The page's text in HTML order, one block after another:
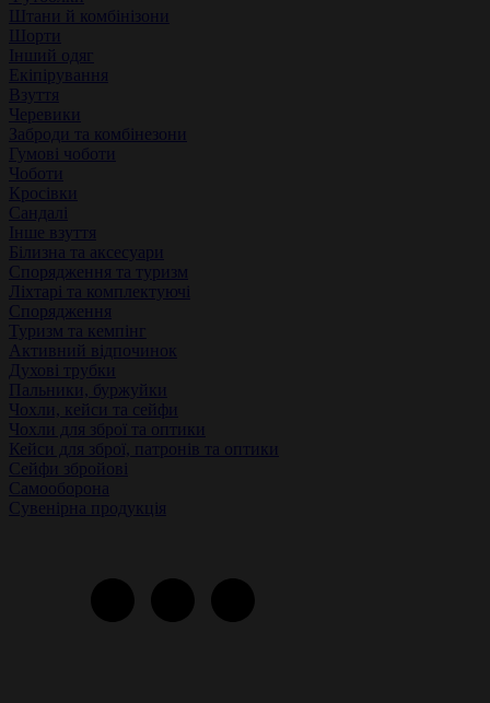
Штани й комбінізони
Шорти
Інший одяг
Екіпірування
Взуття
Черевики
Заброди та комбінезони
Гумові чоботи
Чоботи
Кросівки
Сандалі
Інше взуття
Білизна та аксесуари
Спорядження та туризм
Ліхтарі та комплектуючі
Спорядження
Туризм та кемпінг
Активний відпочинок
Духові трубки
Пальники, буржуйки
Чохли, кейси та сейфи
Чохли для зброї та оптики
Кейси для зброї, патронів та оптики
Сейфи збройові
Самооборона
Сувенірна продукція